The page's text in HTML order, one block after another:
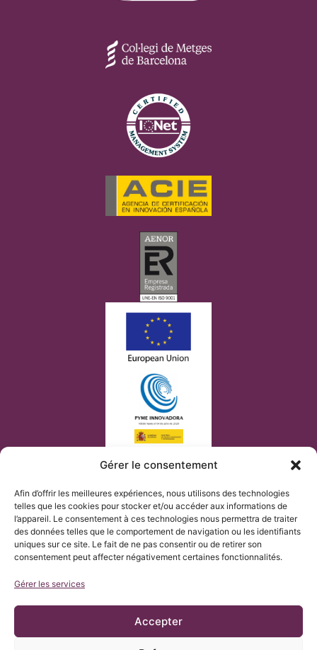
Gérer le consentement
Afin d’offrir les meilleures expériences, nous utilisons des technologies
telles que les cookies pour stocker et/ou accéder aux informations de
l’appareil. Le consentement à ces technologies nous permettra de traiter
des données telles que le comportement de navigation ou les identifiants
uniques sur ce site. Le fait de ne pas consentir ou de retirer son
consentement peut affecter négativement certaines fonctionnalités.
Gérer les services
Accepter